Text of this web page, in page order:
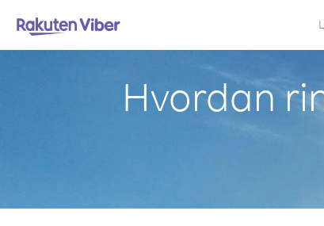
Hvordan